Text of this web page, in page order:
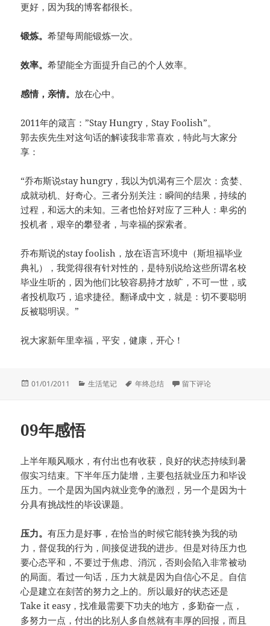
更好，因为我的博客都很长。
锻炼。希望每周能锻炼一次。
效率。希望能全方面提升自己的个人效率。
感情，亲情。 放在心中。
2011年的箴言：”Stay Hungry，Stay Foolish”。
郭去疾先生对这句话的解读我非常喜欢，特此与大家分
享：
“乔布斯说stay hungry，我以为饥渴有三个层次：贪婪、
成就动机、好奇心。三者分别关注：瞬间的结果，持续的
过程，和远大的未知。三者也恰好对应了三种人：卑劣的
投机者，艰辛的攀登者，与幸福的探索者。
乔布斯说的stay foolish，放在语言环境中（斯坦福毕业
典礼），我觉得很有针对性的，是特别说给这些所谓名校
毕业生听的，因为他们比较容易持才放旷，不可一世，或
者投机取巧，追求捷径。翻译成中文，就是：切不要聪明
反被聪明误。”
祝大家新年里幸福，平安，健康，开心！
发
01/01/2011
分
生活笔记
标
年终总结 于你好，2011！
留下评论
09年感悟
上半年顺风顺水，有付出也有收获，良好的状态持续到暑
假实习结束。下半年压力陡增，主要包括就业压力和毕设
压力。一个是因为国内就业竞争的激烈，另一个是因为十
分具有挑战性的毕设课题。
压力。有压力是好事，在恰当的时候它能转换为我的动
力，督促我的行为，间接促进我的进步。但是对待压力也
要心态平和，不要过于焦虑、消沉，否则会陷入非常被动
的局面。看过一句话，压力大就是因为自信心不足。自信
心是建立在刻苦的努力之上的。所以最好的状态还是
Take it easy，找准最需要下功夫的地方，多勤奋一点，
多努力一点，付出的比别人多自然就有丰厚的回报，而且